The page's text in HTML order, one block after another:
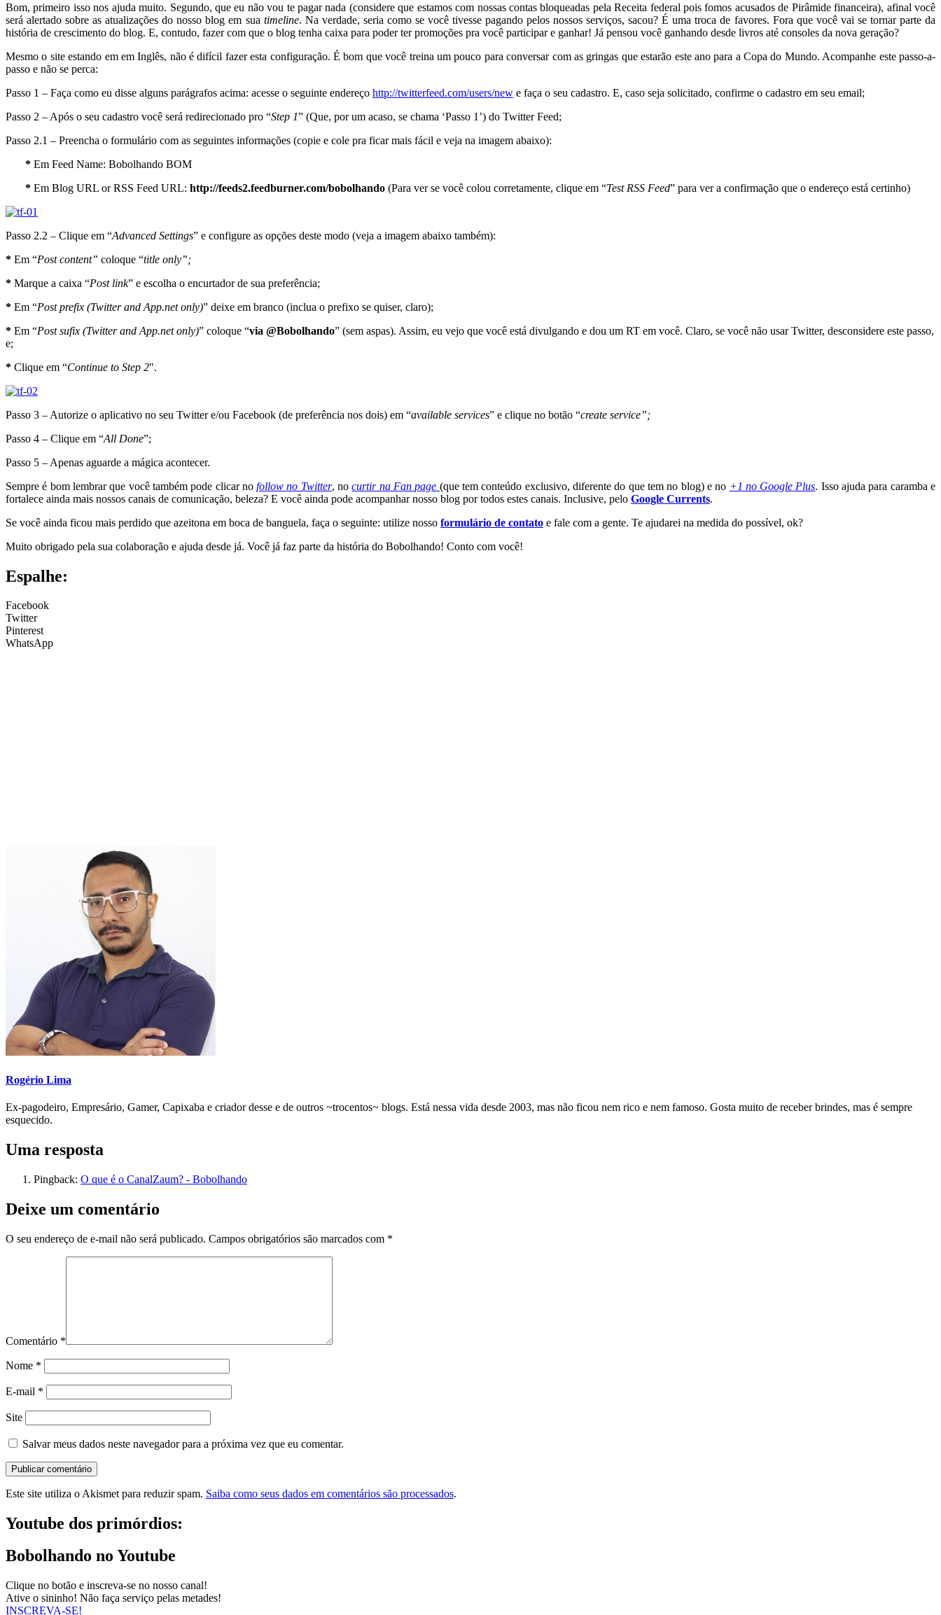
Bom, primeiro isso nos ajuda muito. Segundo, que eu não vou te pagar nada (considere que estamos com nossas contas bloqueadas pela Receita federal pois fomos acusados de Pirâmide financeira), afinal você
será alertado sobre as atualizações do nosso blog em sua timeline. Na verdade, seria como se você tivesse pagando pelos nossos serviços, sacou? É uma troca de favores. Fora que você vai se tornar parte da
história de crescimento do blog. E, contudo, fazer com que o blog tenha caixa para poder ter promoções pra você participar e ganhar! Já pensou você ganhando desde livros até consoles da nova geração?
Mesmo o site estando em em Inglês, não é difícil fazer esta configuração. É bom que você treina um pouco para conversar com as gringas que estarão este ano para a Copa do Mundo. Acompanhe este passo-a-
passo e não se perca:
Passo 1 – Faça como eu disse alguns parágrafos acima: acesse o seguinte endereço http://twitterfeed.com/users/new e faça o seu cadastro. E, caso seja solicitado, confirme o cadastro em seu email;
Passo 2 – Após o seu cadastro você será redirecionado pro “Step 1” (Que, por um acaso, se chama ‘Passo 1’) do Twitter Feed;
Passo 2.1 – Preencha o formulário com as seguintes informações (copie e cole pra ficar mais fácil e veja na imagem abaixo):
* Em Feed Name: Bobolhando BOM
* Em Blog URL or RSS Feed URL: http://feeds2.feedburner.com/bobolhando (Para ver se você colou corretamente, clique em “Test RSS Feed” para ver a confirmação que o endereço está certinho)
Passo 2.2 – Clique em “Advanced Settings” e configure as opções deste modo (veja a imagem abaixo também):
* Em “Post content” coloque “title only”;
* Marque a caixa “Post link” e escolha o encurtador de sua preferência;
* Em “Post prefix (Twitter and App.net only)” deixe em branco (inclua o prefixo se quiser, claro);
* Em “Post sufix (Twitter and App.net only)” coloque “via @Bobolhando” (sem aspas). Assim, eu vejo que você está divulgando e dou um RT em você. Claro, se você não usar Twitter, desconsidere este passo,
e;
* Clique em “Continue to Step 2″.
Passo 3 – Autorize o aplicativo no seu Twitter e/ou Facebook (de preferência nos dois) em “available services” e clique no botão “create service”;
Passo 4 – Clique em “All Done”;
Passo 5 – Apenas aguarde a mágica acontecer.
Sempre é bom lembrar que você também pode clicar nofollow no Twitter, nocurtir na Fan page (que tem conteúdo exclusivo, diferente do que tem no blog) e no +1 no Google Plus. Isso ajuda para caramba e
fortalece ainda mais nossos canais de comunicação, beleza? E você ainda pode acompanhar nosso blog por todos estes canais. Inclusive, pelo Google Currents.
Se você ainda ficou mais perdido que azeitona em boca de banguela, faça o seguinte: utilize nosso formulário de contato e fale com a gente. Te ajudarei na medida do possível, ok?
Muito obrigado pela sua colaboração e ajuda desde já. Você já faz parte da história do Bobolhando! Conto com você!
Espalhe:
Facebook
Twitter
Pinterest
WhatsApp
Rogério Lima
Ex-pagodeiro, Empresário, Gamer, Capixaba e criador desse e de outros ~trocentos~ blogs. Está nessa vida desde 2003, mas não ficou nem rico e nem famoso. Gosta muito de receber brindes, mas é sempre
esquecido.
Uma resposta
Pingback: O que é o CanalZaum? - Bobolhando
Deixe um comentário
O seu endereço de e-mail não será publicado. Campos obrigatórios são marcados com *
Comentário *
Nome *
E-mail *
Site
Salvar meus dados neste navegador para a próxima vez que eu comentar.
Este site utiliza o Akismet para reduzir spam. Saiba como seus dados em comentários são processados.
Youtube dos primórdios:
Bobolhando no Youtube
Clique no botão e inscreva-se no nosso canal!
Ative o sininho! Não faça serviço pelas metades!
INSCREVA-SE!